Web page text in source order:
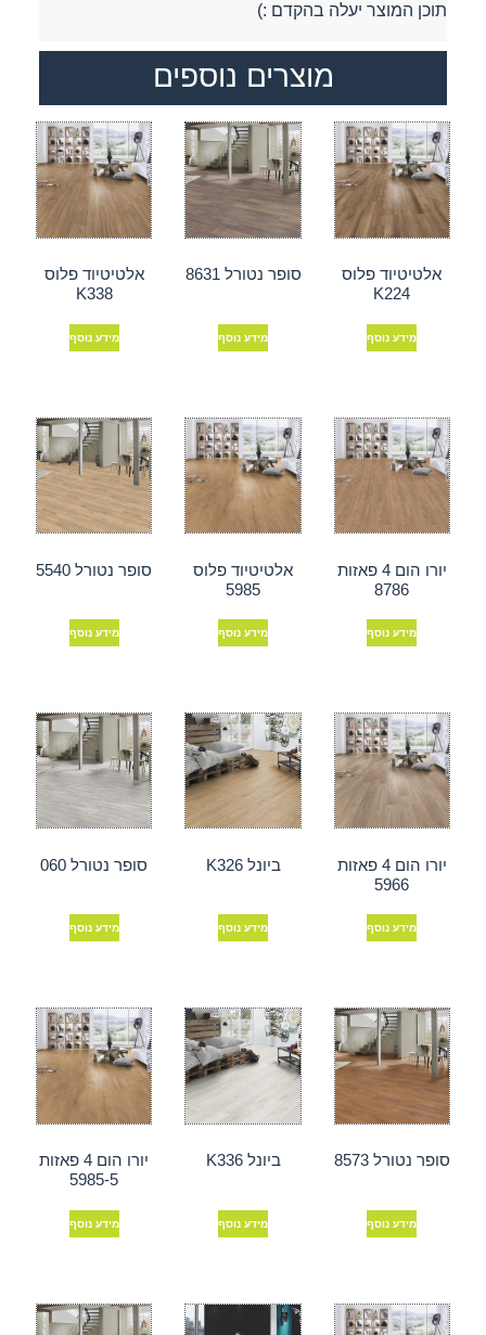
תוכן המוצר יעלה בהקדם :)
מוצרים נוספים
אלטיטיוד פלוס
K224
מידע נוסף
סופר נטורל 8631
מידע נוסף
אלטיטיוד פלוס
K338
מידע נוסף
יורו הום 4 פאזות
8786
מידע נוסף
אלטיטיוד פלוס
5985
מידע נוסף
סופר נטורל 5540
מידע נוסף
יורו הום 4 פאזות
5966
מידע נוסף
ביונל K326
מידע נוסף
סופר נטורל 060
מידע נוסף
סופר נטורל 8573
מידע נוסף
ביונל K336
מידע נוסף
יורו הום 4 פאזות
5985-5
מידע נוסף